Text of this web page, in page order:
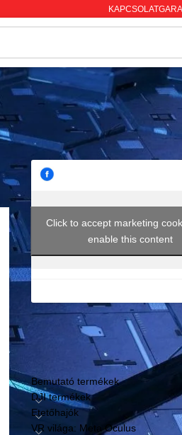
KAPCSOLAT
Click to accept marketing
enable this content
Bemutató termékek
DJI termékek
Etetőhajók
VR világa: Meta Oculus